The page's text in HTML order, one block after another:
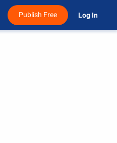
Publish Free Log In